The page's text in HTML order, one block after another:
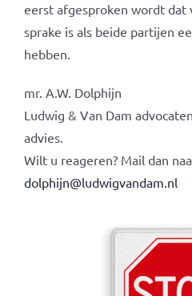
eerst afgesproken wordt dat
sprake is als beide partijen
hebben.
mr. A.W. Dolphijn
Ludwig & Van Dam
advies.
Wilt u reageren? Mail dan
dolphijn@ludwigvandam.nl